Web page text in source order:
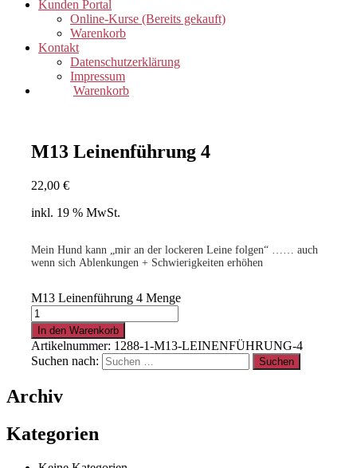
Kunden Portal
Online-Kurse (Bereits gekauft)
Warenkorb
Kontakt
Datenschutzerklärung
Impressum
Warenkorb
M13 Leinenführung 4
22,00 €
inkl. 19 % MwSt.
Mein Hund kann „mir an der lockeren Leine folgen“ …… auch
wenn sich Ablenkungen + Schwierigkeiten erhöhen
M13 Leinenführung 4 Menge
In den Warenkorb
Artikelnummer: 1288-1-M13-LEINENFÜHRUNG-4
Suchen nach:
Archiv
Kategorien